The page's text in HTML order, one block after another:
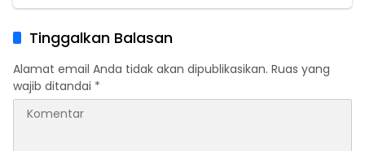
Tinggalkan Balasan
Alamat email Anda tidak akan dipublikasikan. Ruas yang
wajib ditandai *